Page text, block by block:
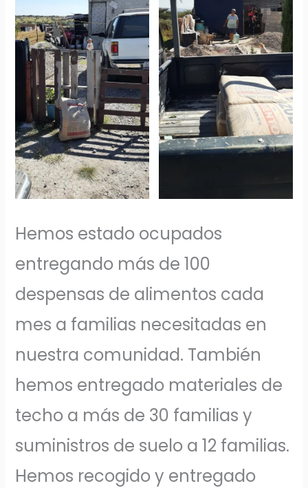
Hemos estado ocupados
entregando más de 100
despensas de alimentos cada
mes a familias necesitadas en
nuestra comunidad. También
hemos entregado materiales de
techo a más de 30 familias y
suministros de suelo a 12 familias.
Hemos recogido y entregado